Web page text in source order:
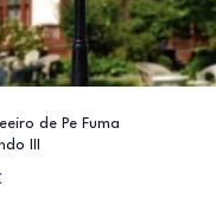
de Pe Fuma
III